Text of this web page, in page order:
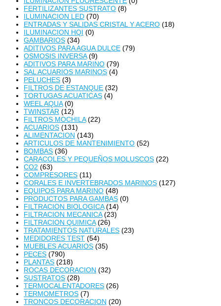
FERTILIZANTES SUSTRATO (8)
ILUMINACION LED (70)
ENTRADAS Y SALIDAS CRISTAL Y ACERO (18)
ILUMINACION HQI (0)
GAMBARIOS (34)
ADITIVOS PARA AGUA DULCE (79)
OSMOSIS INVERSA (9)
ADITIVOS PARA MARINO (79)
SAL ACUARIOS MARINOS (4)
PELUCHES (3)
FILTROS DE ESTANQUE (32)
TORTUGAS ACUATICAS (4)
WEEL AQUA (0)
TWINSTAR (12)
FILTROS MOCHILA (22)
ACUARIOS (131)
ALIMENTACION (143)
ARTICULOS DE MANTENIMIENTO (52)
BOMBAS (36)
CARACOLES Y PEQUEÑOS MOLUSCOS (22)
CO2 (63)
COMPRESORES (11)
CORALES E INVERTEBRADOS MARINOS (127)
EQUIPOS PARA MARINO (48)
PRODUCTOS PARA GAMBAS (0)
FILTRACION BIOLOGICA (14)
FILTRACION MECANICA (23)
FILTRACION QUIMICA (26)
TRATAMIENTOS NATURALES (23)
MEDIDORES TEST (54)
MUEBLES ACUARIOS (35)
PECES (790)
PLANTAS (218)
ROCAS DECORACION (32)
SUSTRATOS (28)
TERMOCALENTADORES (26)
TERMOMETROS (7)
TRONCOS DECORACION (20)